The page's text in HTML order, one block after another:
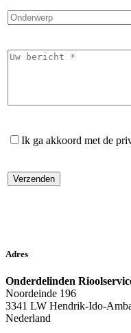
Ik ga akkoord met de
Adres
Onderdelinden
Noordeinde 196
3341 LW Hendrik-Ido-
Nederland